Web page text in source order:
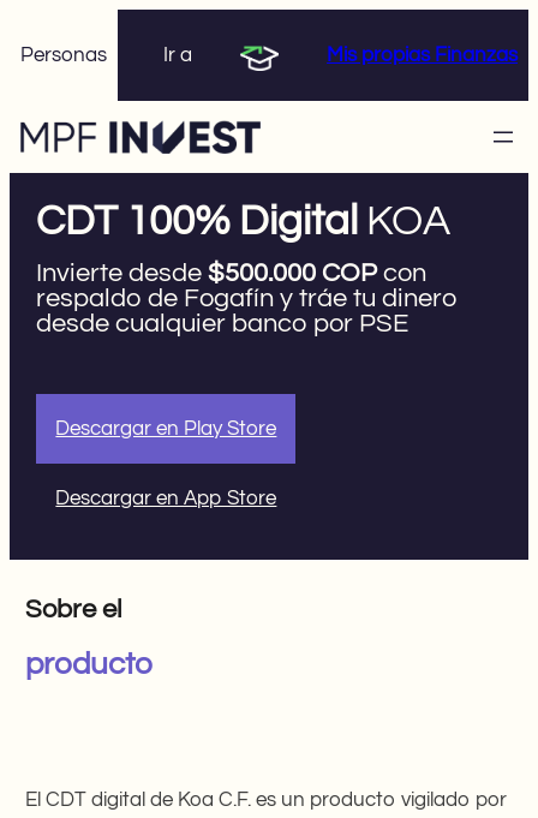
toPersonas Ir a Mis propias Finanzas
CDT 100% Digital KOA
Invierte desde$500.000 COPcon
respaldo de Fogafín y tráe tu dinero
desde cualquier banco por PSE
Descargar en Play Store
Descargar en App Store
Sobre el
producto
El CDT digital de Koa C.F. es un producto vigilado por